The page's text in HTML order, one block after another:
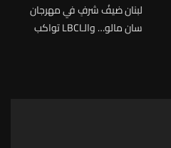
لبنان ضيفُ شرفٍ في مهرجان
سان مالو… والـLBCI تواكب